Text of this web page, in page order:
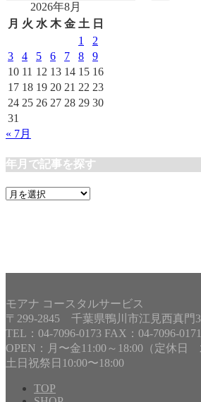
リ
2026年8月
月 火 水 木 金 土 日
1
2
3
4 5 6 7 8
9
10 11 12 13 14 15 16
17 18 19 20 21 22 23
24 25 26 27 28 29 30
31
« 7月
年月で記事を探す
年
モアナ コースタルサービス
〒299-2845 千葉県鴨川市江見西真門
TEL：04-7096-0173 FAX：04-7096-0171
OPEN：月〜金11:00～18:00（定休日
土日祝祭日10:00〜18:00
TOP